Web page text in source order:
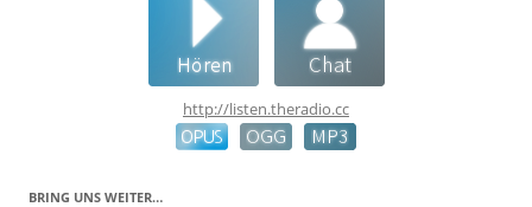
http://listen.theradio.cc
BRING UNS WEITER…